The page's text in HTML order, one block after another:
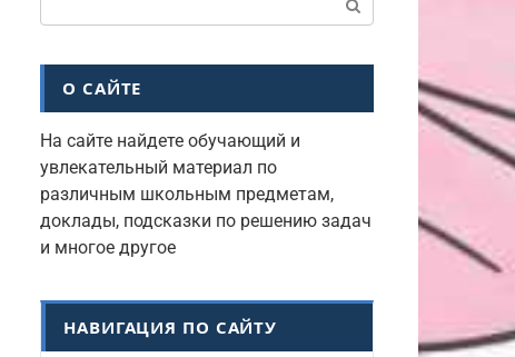
О САЙТЕ
На сайте найдете обучающий и
увлекательный материал по
различным школьным предметам,
доклады, подсказки по решению задач
и многое другое
НАВИГАЦИЯ ПО САЙТУ